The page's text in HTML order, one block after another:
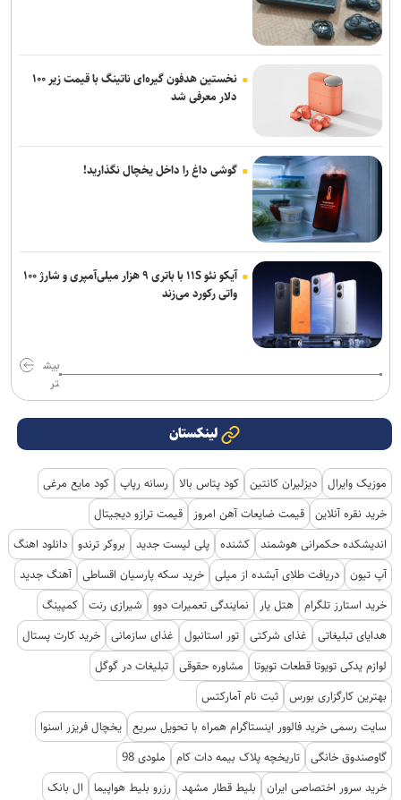
نخستین هدفون گیره‌ای ناتینگ با قیمت زیر ۱۰۰
دلار معرفی شد
گوشی داغ را داخل یخچال نگذارید!
آیکو نئو ۱۱S با باتری ۹ هزار میلی‌آمپری و شارژ ۱۰۰
واتی رکورد می‌زند
بیش
تر
لینکستان
موزیک وایرال دیزلیران کانتین کود پتاس بالا رسانه رپاپ کود مایع مرغی
خرید نقره آنلاین قیمت ضایعات آهن امروز
قیمت ترازو دیجیتال
اندیشکده حکمرانی هوشمند کشنده پلی لیست جدید بروکر ترندو دانلود اهنگ
آپ تیون دریافت طلای آبشده از میلی خرید سکه پارسیان اقساطی آهنگ جدید
خرید استارز تلگرام هتل یار نمایندگی تعمیرات دوو شیرازی رنت کمپینگ
هدایای تبلیغاتی
غذای شرکتی تور استانبول غذای سازمانی خرید کارت پستال
لوازم یدکی تویوتا قطعات تویوتا
مشاوره حقوقی تبلیغات در گوگل
بهترین کارگزاری بورس ثبت نام آمارکتس
سایت رسمی خرید فالوور اینستاگرام همراه با تحویل سریع یخچال فریزر اسنوا
گاوصندوق خانگی تاریخچه پلاک بیمه دات کام
ملودی 98
خرید سرور اختصاصی ایران
بلیط قطار مشهد رزرو بلیط هواپیما ال بانک